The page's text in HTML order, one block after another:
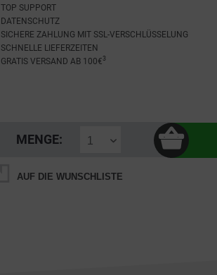
TOP SUPPORT
DATENSCHUTZ
SICHERE ZAHLUNG MIT SSL-VERSCHLÜSSELUNG
SCHNELLE LIEFERZEITEN
GRATIS VERSAND AB 100€ 3
MENGE:
AUF DIE WUNSCHLISTE